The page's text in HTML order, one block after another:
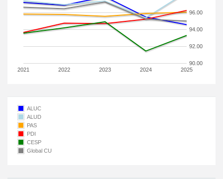
2021 2022 2023 2024 2025
90.00
92.00
94.00
96.00
ALUC
ALUD
PAS
PDI
CESP
Global CU